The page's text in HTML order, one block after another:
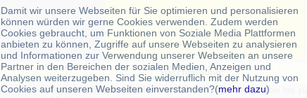
Beschreibung:
Prepaid Tarif von Vodafone mit 25 GB Daten-Flatrate bei bis zu
Damit wir unsere Webseiten für Sie optimieren und personalisieren
können würden wir gerne Cookies verwenden. Zudem werden
Cookies gebraucht, um Funktionen von Soziale Media Plattformen
anbieten zu können, Zugriffe auf unsere Webseiten zu analysieren
und Informationen zur Verwendung unserer Webseiten an unsere
Partner in den Bereichen der sozialen Medien, Anzeigen und
Analysen weiterzugeben. Sind Sie widerruflich mit der Nutzung von
Cookies auf unseren Webseiten einverstanden?(mehr dazu)